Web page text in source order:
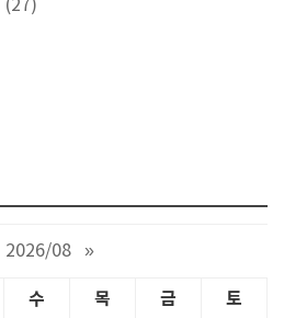
(27)
2026/08 »
수 목 금 토